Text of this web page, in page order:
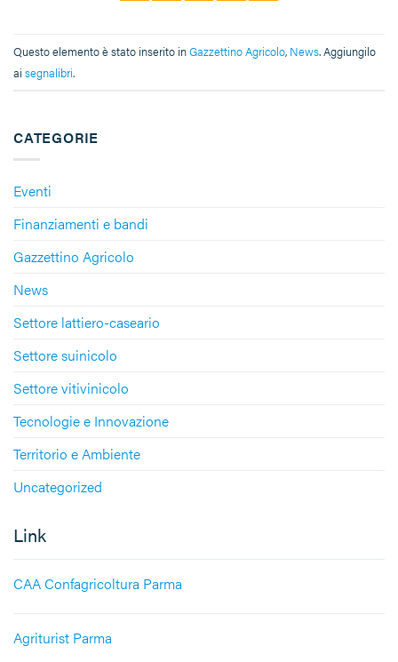
CATEGORIE
Eventi
Finanziamenti e bandi
Gazzettino Agricolo
News
Settore lattiero-caseario
Settore suinicolo
Settore vitivinicolo
Tecnologie e Innovazione
Territorio e Ambiente
Uncategorized
Link
CAA Confagricoltura Parma
Agriturist Parma
Questo elemento è stato inserito inGazzettino Agricolo, News. Aggiungilo
ai segnalibri.